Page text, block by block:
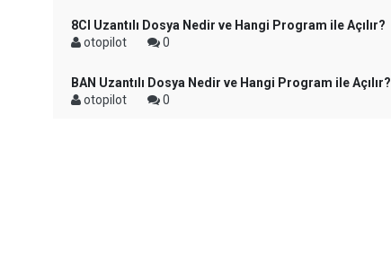
8CI Uzantılı Dosya Nedir ve Hangi Program ile Açılır?
otopilot
0
BAN Uzantılı Dosya Nedir ve Hangi Program ile Açılır?
otopilot
0